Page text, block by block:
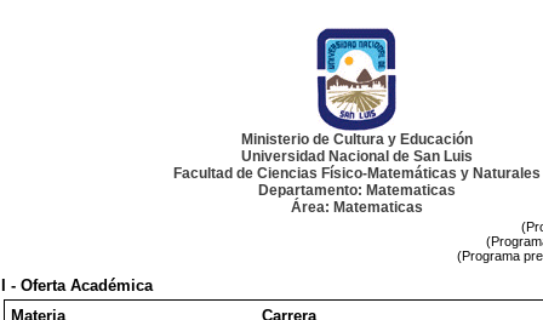
Ministerio de Cultura y Educación
Universidad Nacional de San Luis
Facultad de Ciencias Físico-Matemáticas y Naturales
Departamento: Matematicas
Área: Matematicas
(Programa
I - Oferta Académica
Materia
Carrera